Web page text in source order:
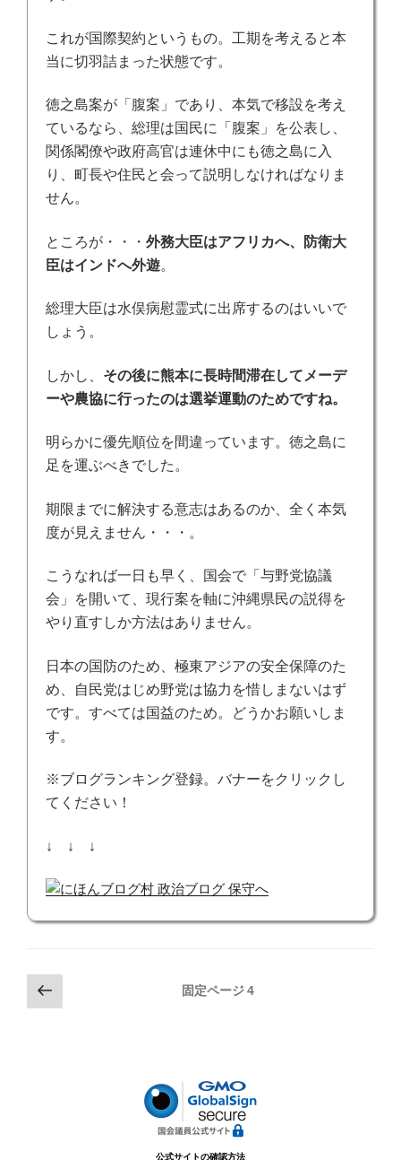
これが国際契約というもの。 工期を考えると本
当に切羽詰まった状態です。
徳之島案が「腹案」であり、本気で移設を考え
ているなら、総理は国民に「腹案」を公表し、
関係閣僚や政府高官は連休中にも徳之島に入
り、町長や住民と会って説明しなければなりま
せん。
ところが・・・ 外務大臣はアフリカへ、防衛大
臣はインドへ外遊。
総理大臣は水俣病慰霊式に出席するのはいいで
しょう。
しかし、 その後に熊本に長時間滞在してメーデ
ーや農協に行ったのは選挙運動のためですね。
明らかに優先順位を間違っています。 徳之島に
足を運ぶべきでした。
期限までに解決する意志はあるのか、全く本気
度が見えません・・・。
こうなれば一日も早く、国会で「与野党協議
会」を開いて、現行案を軸に沖縄県民の説得を
やり直すしか方法はありません。
日本の国防のため、極東アジアの安全保障のた
め、自民党はじめ野党は協力を惜しまないはず
です。すべては国益のため。どうかお願いしま
す。
※ブログランキング登録。バナーをクリックし
てください！
↓ ↓ ↓
投
稿
前
の
固定ページ4
公式サイトの確認方法